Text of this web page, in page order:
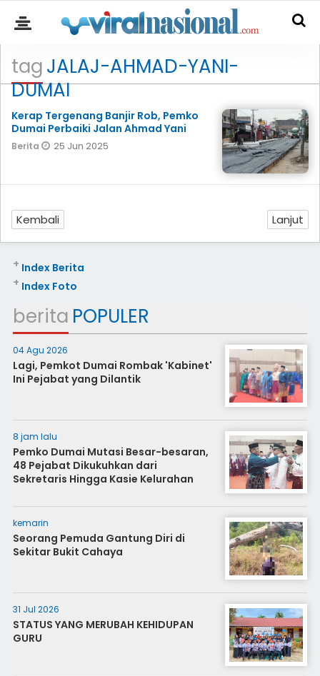
tagJALAJ-AHMAD-YANI-
DUMAI
Kerap Tergenang Banjir Rob, Pemko
Dumai Perbaiki Jalan Ahmad Yani
Berita 25 Jun 2025
Kembali Lanjut
Index Berita
+
Index Foto
+
berita POPULER
04 Agu 2026
Lagi, Pemkot Dumai Rombak 'Kabinet'
Ini Pejabat yang Dilantik
8 jam lalu
Pemko Dumai Mutasi Besar-besaran,
48 Pejabat Dikukuhkan dari
Sekretaris Hingga Kasie Kelurahan
kemarin
Seorang Pemuda Gantung Diri di
Sekitar Bukit Cahaya
31 Jul 2026
STATUS YANG MERUBAH KEHIDUPAN
GURU